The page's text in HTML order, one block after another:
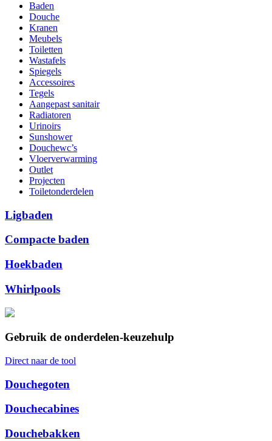
Baden
Douche
Kranen
Meubels
Toiletten
Wastafels
Spiegels
Accessoires
Tegels
Aangepast sanitair
Radiatoren
Urinoirs
Sunshower
Douchewc’s
Vloerverwarming
Outlet
Projecten
Toiletonderdelen
Ligbaden
Compacte baden
Hoekbaden
Whirlpools
Gebruik de onderdelen-keuzehulp
Direct naar de tool
Douchegoten
Douchecabines
Douchebakken